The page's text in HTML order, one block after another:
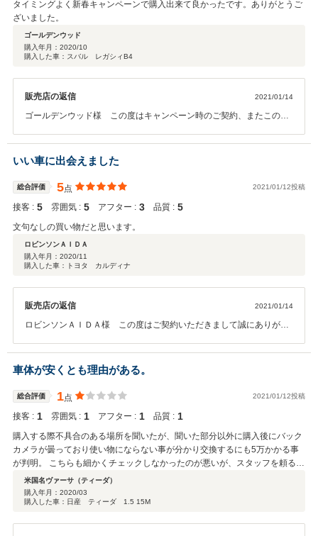
タイミングよく新春キャンペーンで購入出来て良かったです。ありがとうご
ざいました。
ゴールデンウッド
購入年月： 2020/10
購入した車：スバル レガシィB4
販売店の返信 2021/01/14
ゴールデンウッド様 この度はキャンペーン時のご契約、またこのよ
た。また今後のメンテナンスや、次回お車をお買い求めになる際もぜ
ひお手伝いさせて頂ければ幸いです。何卒宜しくお願い致します。あ
りがとうございました。
いい車に出会えました
総合評価 5点 2021/01/12投稿
接客 : 5 雰囲気 : 5 アフター : 3 品質 : 5
文句なしの買い物だと思います。
ロビンソンＡＩＤＡ
購入年月： 2020/11
購入した車：トヨタ カルディナ
販売店の返信 2021/01/14
ロビンソンＡＩＤＡ様 この度はご契約いただきまして誠にありがと
ような高い評価をいただきまして、社員一同心から感謝しておりま
す。お車の事で何かお困りの際はぜひお気軽にお立ち寄りください。
今後とも、どうぞ宜しくお願い致します。
車体が安くとも理由がある。
総合評価 1点 2021/01/12投稿
接客 : 1 雰囲気 : 1 アフター : 1 品質 : 1
購入する際不具合のある場所を聞いたが、聞いた部分以外に購入後にバック
カメラが曇っており使い物にならない事が分かり交換するにも5万かかる事
が判明。 こちらも細かくチェックしなかったのが悪いが、スタッフを頼るよ
り時間をかけて全体をみないと出費がかさむので詳しく確認、分からないと
ころがあれば聞いて納得するまで聞く事。 購入後修理交換箇所があり数万円
かかったので、車両が安くとも購入後の費用を多めに考えておいた方が良い
米国名ヴァーサ（ティーダ）
購入年月： 2020/03
購入した車：日産 ティーダ 1.5 15M